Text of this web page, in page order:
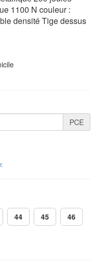
1100 N couleur :
densité Tige dessus
PCE
.
44 45 46